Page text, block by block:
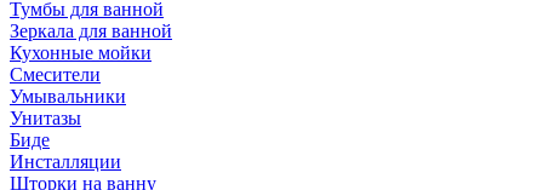
Тумбы для ванной
Зеркала для ванной
Кухонные мойки
Смесители
Умывальники
Унитазы
Биде
Инсталляции
Шторки на ванну